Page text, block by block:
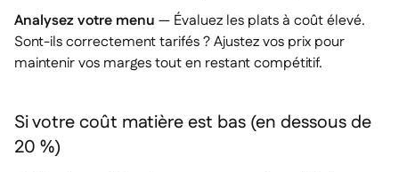
Analysez votre menu — Évaluez les plats à coût élevé.
Sont-ils correctement tarifés ? Ajustez vos prix pour
maintenir vos marges tout en restant compétitif.
Si votre coût matière est bas (en dessous de
20 %)